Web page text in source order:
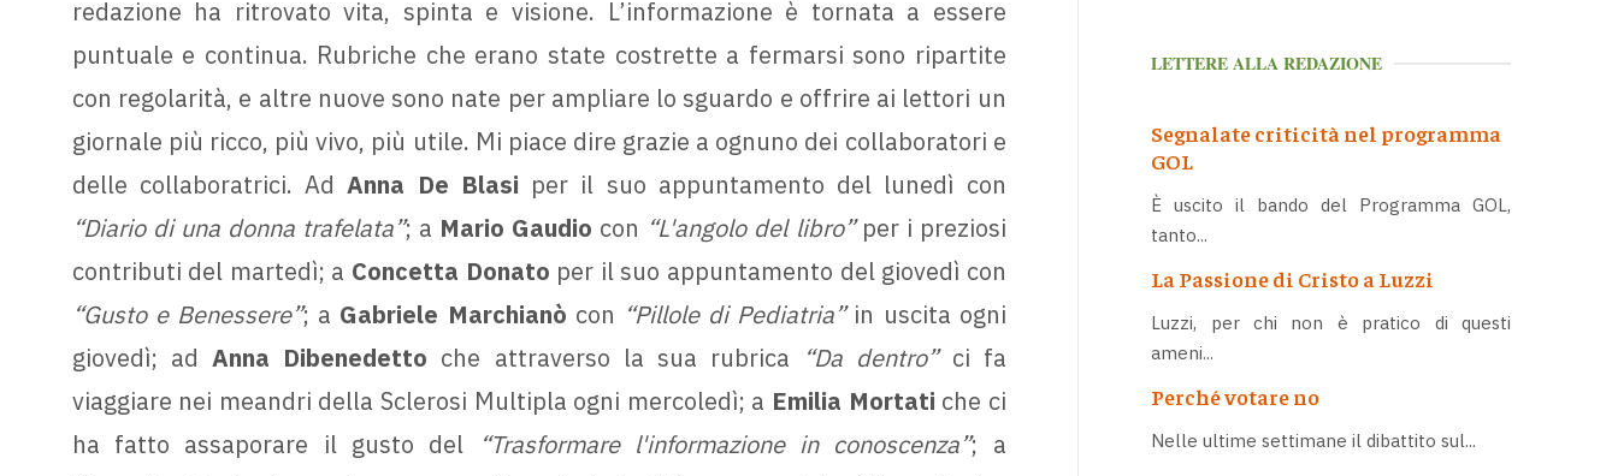
redazione ha ritrovato vita, spinta e visione. L’informazione è tornata a essere
puntuale e continua. Rubriche che erano state costrette a fermarsi sono ripartite
con regolarità, e altre nuove sono nate per ampliare lo sguardo e offrire ai lettori un
giornale più ricco, più vivo, più utile. Mi piace dire grazie a ognuno dei collaboratori e
delle collaboratrici. AdAnna De Blasi per il suo appuntamento del lunedì con
“Diario di una donna trafelata”; a Mario Gaudio con “L'angolo del libro”per i preziosi
contributi del martedì; a Concetta Donato per il suo appuntamento del giovedì con
“Gusto e Benessere”; a Gabriele Marchianò con “Pillole di Pediatria”in uscita ogni
giovedì; adAnna Dibenedetto che attraverso la sua rubrica “Da dentro”ci fa
viaggiare nei meandri della Sclerosi Multipla ogni mercoledì; a Emilia Mortati che ci
ha fatto assaporare il gusto del
“Trasformare l'informazione in conoscenza”; a
LETTERE ALLA REDAZIONE
Segnalate criticità nel programma
GOL
È uscito il bando del Programma GOL,
tanto...
La Passione di Cristo a Luzzi
Luzzi, per chi non è pratico di questi
ameni...
Perché votare no
Nelle ultime settimane il dibattito sul...